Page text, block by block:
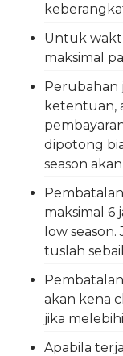
Untuk
maksimal
Perubahan
ketentuan,
dipotong
season
maksimal 6
low
tuslah
akan kena
jika
Apabila